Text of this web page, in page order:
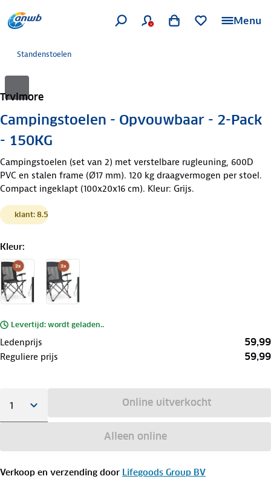
Menu
Standenstoelen
Trvlmore
Campingstoelen - Opvouwbaar - 2-Pack
- 150KG
Campingstoelen (set van 2) met verstelbare rugleuning, 600D
PVC en stalen frame (Ø17 mm). 120 kg draagvermogen per stoel.
Compact ingeklapt (100x20x16 cm). Kleur: Grijs.
klant: 8.5
Kleur:
Levertijd: wordt geladen..
Ledenprijs 59,99
Reguliere prijs 59,99
Online uitverkocht
Alleen online
Verkoop en verzending door Lifegoods Group BV